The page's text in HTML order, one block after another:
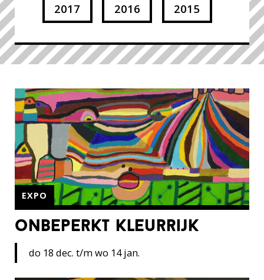
2017 2016 2015
onbeperkt kleurrijk
EXPO
do 18 dec. t/m wo 14 jan.